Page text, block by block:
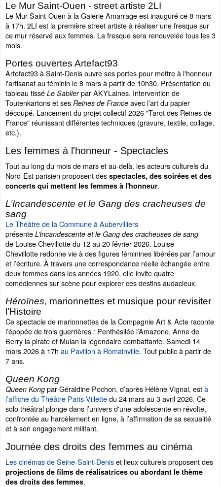
Le Mur Saint-Ouen - street artiste 2LI
Le Mur Saint-Ouen à la Galerie Amarrage est inauguré ce 8 mars
à 17h. 2LI est la première street artiste à réaliser une fresque sur
ce mur réservé aux femmes. La fresque sera renouvelée tous les 3
mois.
Portes ouvertes Artefact93
Artefact93 à Saint-Denis ouvre ses portes pour mettre à l'honneur
l'artisanat au féminin le 8 mars à partir de 10h30. Présentation du
tableau tissé Le Sablierpar AKYLaines. Intervention de
Toutenkartons et ses Reines de France avec l’art du papier
découpé. Lancement du projet collectif 2026 "Tarot des Reines de
France" réunissant différentes techniques (gravure, textile, collage,
etc.).
Les femmes à l'honneur - Spectacles
Tout au long du mois de mars et au-delà, les acteurs culturels du
Nord-Est parisien proposent des spectacles, des soirées et des
concerts qui mettent les femmes à l'honneur.
L’Incandescente et le Gang des cracheuses de
sang
Le Théâtre de la Commune à Aubervilliers
présente L’Incandescente et le Gang des cracheuses de sang
de Louise Chevillotte du 12 au 20 février 2026. Louise
Chevillotte redonne vie à des figures féminines libérées par l’amour
et l’écriture. À travers une correspondance réelle échangée entre
deux femmes dans les années 1920, elle invite quatre
comédiennes sur scène pour explorer ces destins audacieux.
Héroïnes, marionnettes et musique pour revisiter
l’Histoire
Ce spectacle de marionnettes de la Compagnie Art & Acte raconte
l’épopée de trois guerrières : Penthésilée l’Amazone, Anne de
Berry la pirate et Mulan la légendaire combattante. Samedi 14
mars 2026 à 17h au Pavillon à Romainville. Tout public à partir de
7 ans.
Queen Kong
Queen Kong par Géraldine Pochon, d’après Hélène Vignal, està
l’affiche du Théâtre Paris-Villettedu 24 mars au 3 avril 2026. Ce
solo théâtral plonge dans l’univers d'une adolescente en révolte,
confrontée au harcèlement en ligne, à l’affirmation de sa sexualité
et à son engagement militant.
Journée des droits des femmes au cinéma
Les cinémas de Seine-Saint-Deniset lieux culturels proposent des
projections de films de réalisatrices ou abordant le thème
des droits des femmes.